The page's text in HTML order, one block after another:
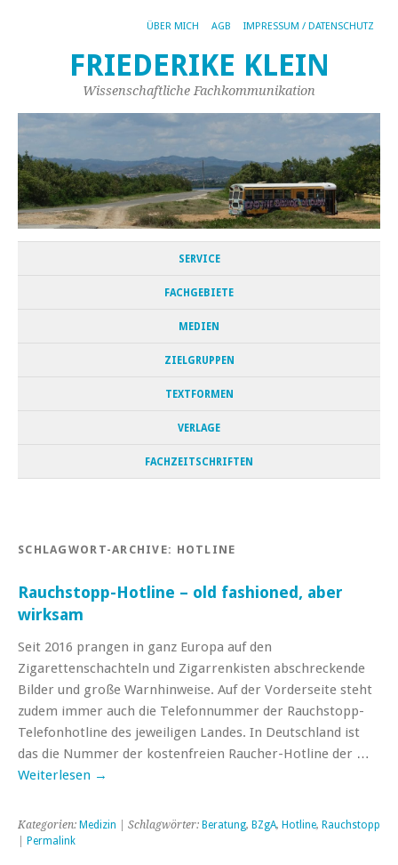
ÜBER MICH AGB IMPRESSUM / DATENSCHUTZ
FRIEDERIKE KLEIN
Wissenschaftliche Fachkommunikation
SERVICE
FACHGEBIETE
MEDIEN
ZIELGRUPPEN
TEXTFORMEN
VERLAGE
FACHZEITSCHRIFTEN
SCHLAGWORT-ARCHIVE: HOTLINE
Rauchstopp-Hotline – old fashioned, aber
wirksam
Seit 2016 prangen in ganz Europa auf den
Zigarettenschachteln und Zigarrenkisten abschreckende
Bilder und große Warnhinweise. Auf der Vorderseite steht
zudem immer auch die Telefonnummer der Rauchstopp-
Telefonhotline des jeweiligen Landes. In Deutschland ist
das die Nummer der kostenfreien Raucher-Hotline der …
Weiterlesen →
Kategorien: Medizin | Schlagwörter: Beratung, BZgA, Hotline, Rauchstopp
Permalink